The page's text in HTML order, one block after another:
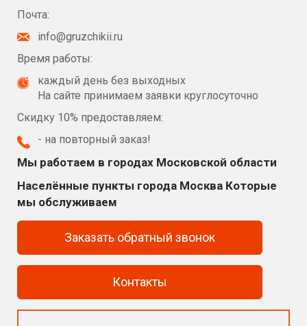
Почта:
info@gruzchikii.ru
Время работы:
каждый день без выходных
На сайте принимаем заявки круглосуточно
Скидку 10% предоставляем:
- на повторный заказ!
Мы работаем в городах Московской области
Населённые пункты города Москва Которые
мы обслуживаем
Заказать обратный звонок
Контакты